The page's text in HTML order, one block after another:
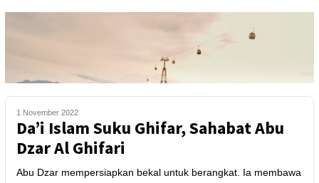
1 November 2022
Da’i Islam Suku Ghifar, Sahabat Abu
Dzar Al Ghifari
Abu Dzar mempersiapkan bekal untuk berangkat. Ia membawa